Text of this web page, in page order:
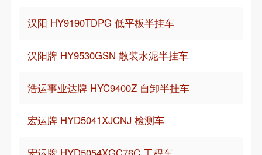
汉阳 HY9190TDPG 低平板半挂车
汉阳牌 HY9530GSN 散装水泥半挂车
浩运事业达牌 HYC9400Z 自卸半挂车
宏运牌 HYD5041XJCNJ 检测车